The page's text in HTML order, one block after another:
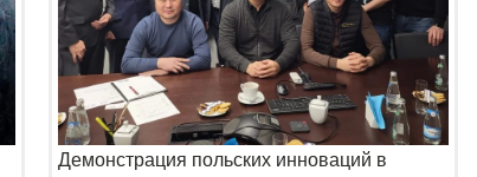
Демонстрация польских инноваций в